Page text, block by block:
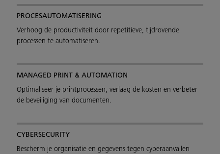
PROCESAUTOMATISERING
Verhoog de productiviteit door repetitieve, tijdrovende
processen te automatiseren.
MANAGED PRINT & AUTOMATION
Optimaliseer je printprocessen, verlaag de kosten en verbeter
de beveiliging van documenten.
CYBERSECURITY
Bescherm je organisatie en gegevens tegen cyberaanvallen